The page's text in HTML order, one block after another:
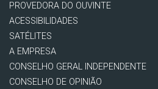
PROVEDORA DO OUVINTE
ACESSIBILIDADES
SATÉLITES
A EMPRESA
CONSELHO GERAL INDEPENDENTE
CONSELHO DE OPINIÃO